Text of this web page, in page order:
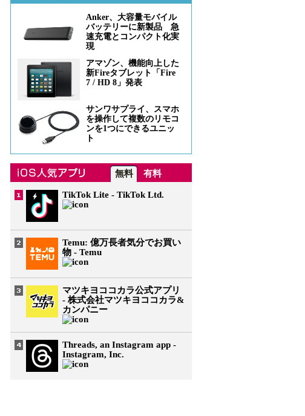
Anker、大容量モバイル
バッテリーに新製品 急
速充電とコンパクト化実
現
アマゾン、機能向上した
新Fireタブレット「Fire
7 / HD 8」発表
サンワサプライ、スマホ
を操作して複数のリモコ
ンを1つにできるユニッ
ト
無料 有料
TikTok Lite - TikTok Ltd.
Temu: 億万長者気分でお買い
物 - Temu
マツキヨココカラ公式アプリ
- 株式会社マツキヨココカラ&
カンパニー
Threads, an Instagram app -
Instagram, Inc.